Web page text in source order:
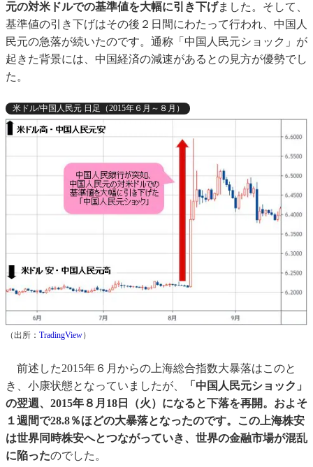
元の対米ドルでの基準値を大幅に引き下げました。そして、
基準値の引き下げはその後２日間にわたって行われ、中国人
民元の急落が続いたのです。通称「中国人民元ショック」が
起きた背景には、中国経済の減速があるとの見方が優勢でし
た。
米ドル/中国人民元 日足（2015年６月～８月）
（出所： TradingView）
前述した2015年６月からの上海総合指数大暴落はこのと
き、小康状態となっていましたが、
「中国人民元ショック」
の翌週、2015年８月18日（火）になると下落を再開。およそ
１週間で28.8％ほどの大暴落となったのです。この上海株安
は世界同時株安へとつながっていき、世界の金融市場が混乱
に陥ったのでした。